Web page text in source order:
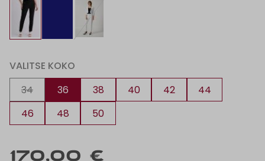
VALITSE KOKO
34
36 38 40 42
44
46
48 50
170,00 €